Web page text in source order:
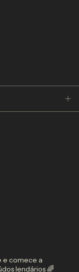
e comece a
lendários 🌈